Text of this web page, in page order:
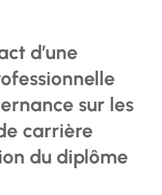
d’une
sur les
carrière
du diplôme